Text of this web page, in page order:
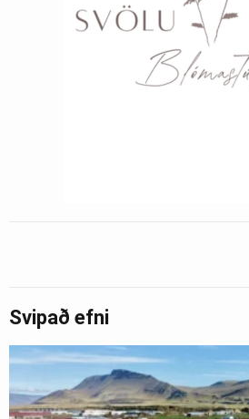
Svipað efni